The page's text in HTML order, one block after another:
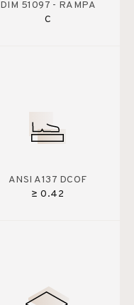
DIM 51097 - RAMPA
C
ANSI A137 DCOF
≥ 0.42